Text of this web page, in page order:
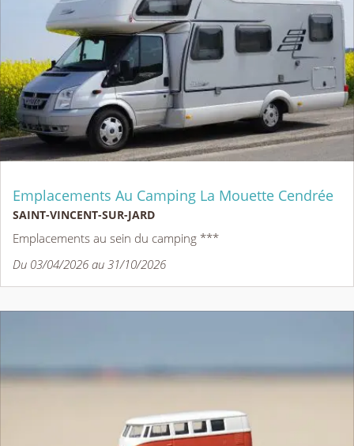
Emplacements Au Camping La Mouette Cendrée
SAINT-VINCENT-SUR-JARD
Emplacements au sein du camping ***
Du 03/04/2026 au 31/10/2026